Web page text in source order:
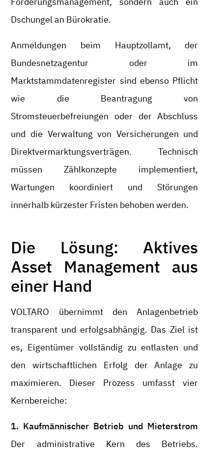
Dschungel an Bürokratie.
Anmeldungen beim Hauptzollamt, der
Bundesnetzagentur oder im
Marktstammdatenregister sind ebenso Pflicht
wie die Beantragung von
Stromsteuerbefreiungen oder der Abschluss
und die Verwaltung von Versicherungen und
Direktvermarktungsverträgen. Technisch
müssen Zählkonzepte implementiert,
Wartungen koordiniert und Störungen
innerhalb kürzester Fristen behoben werden.
Die Lösung: Aktives
Asset Management aus
einer Hand
VOLTARO übernimmt den Anlagenbetrieb
transparent und erfolgsabhängig. Das Ziel ist
es, Eigentümer vollständig zu entlasten und
den wirtschaftlichen Erfolg der Anlage zu
maximieren. Dieser Prozess umfasst vier
Kernbereiche:
1. Kaufmännischer Betrieb und Mieterstrom
Der administrative Kern des Betriebs.